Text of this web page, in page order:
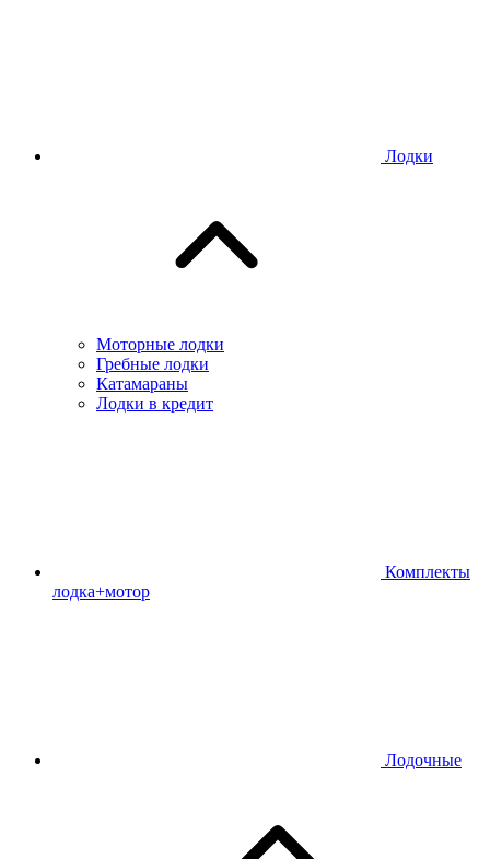
Лодки
Моторные лодки
Гребные лодки
Катамараны
Лодки в кредит
Комплекты
лодка+мотор
Лодочные